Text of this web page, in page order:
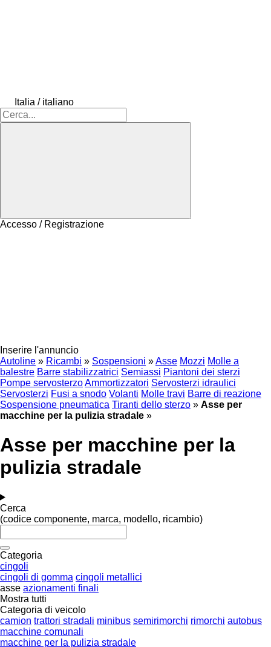
Italia / italiano
Accesso / Registrazione
Inserire l'annuncio
Autoline » Ricambi » Sospensioni »Asse Mozzi Molle a
balestre Barre stabilizzatrici Semiassi Piantoni dei sterzi
Pompe servosterzoAmmortizzatori Servosterzi idraulici
Servosterzi Fusi a snodo Volanti Molle travi Barre di reazione
Sospensione pneumatica Tiranti dello sterzo » Asse per
macchine per la pulizia stradale »
Asse per macchine per la
pulizia stradale
Cerca
(codice componente, marca, modello, ricambio)
Categoria
cingoli
cingoli di gomma cingoli metallici
asse azionamenti finali
Mostra tutti
Categoria di veicolo
camion trattori stradali minibus semirimorchi rimorchi autobus
macchine comunali
macchine per la pulizia stradale